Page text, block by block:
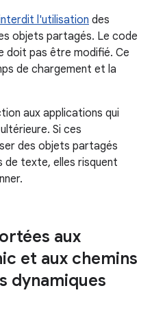
l'utilisation des
objets partagés. Le code
doit pas être modifié. Ce
de chargement et la
aux applications qui
Si ces
des objets partagés
texte, elles risquent
aux
et aux chemins
dynamiques